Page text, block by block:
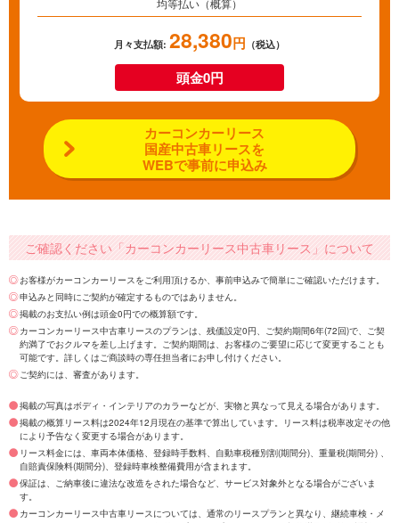
均等払い（概算）
月々支払額: 28,380円 （税込）
頭金0円
カーコンカーリース
国産中古車リースを
WEBで事前に申込み
ご確認ください「カーコンカーリース中古車リース」について
お客様がカーコンカーリースをご利用頂けるか、事前申込みで簡単にご確認いただけます。
申込みと同時にご契約が確定するものではありません。
掲載のお支払い例は頭金0円での概算額です。
カーコンカーリース中古車リースのプランは、残価設定0円、ご契約期間6年(72回)で、ご契
約満了でおクルマを差し上げます。ご契約期間は、お客様のご要望に応じて変更することも
可能です。詳しくはご商談時の専任担当者にお申し付けください。
ご契約には、審査があります。
掲載の写真はボディ・インテリアのカラーなどが、実物と異なって見える場合があります。
掲載の概算リース料は2024年12月現在の基準で算出しています。リース料は税率改定その他
により予告なく変更する場合があります。
リース料金には、車両本体価格、登録時手数料、自動車税種別割(期間分)、重量税(期間分) 、
自賠責保険料(期間分)、登録時車検整備費用が含まれます。
保証は、ご納車後に違法な改造をされた場合など、サービス対象外となる場合がございま
す。
カーコンカーリース中古車リースについては、通常のリースプランと異なり、継続車検・メ